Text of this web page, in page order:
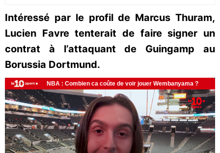
Intéressé par le profil de Marcus Thuram,
Lucien Favre tenterait de faire signer un
contrat à l’attaquant de Guingamp au
Borussia Dortmund.